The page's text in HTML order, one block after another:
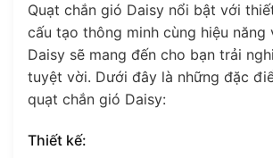
Quạt chắn gió Daisy nổi bật với
cấu tạo thông minh cùng hiệu năng
Daisy sẽ mang đến cho bạn trải
tuyệt vời. Dưới đây là những đặc
quạt chắn gió Daisy:
Thiết kế: